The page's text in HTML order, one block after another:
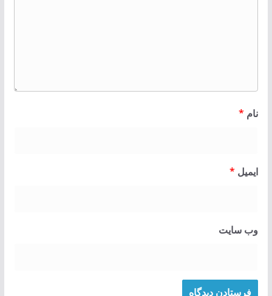
نام *
ایمیل *
وب‌ سایت